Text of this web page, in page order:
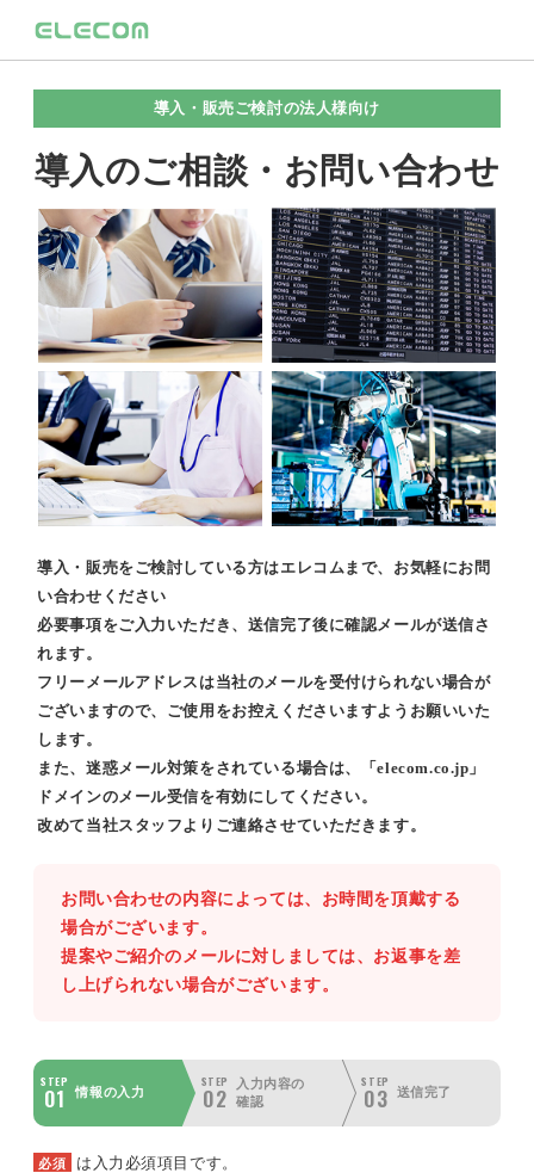
導入・販売ご検討の法人様向け
導入のご相談・お問い合わせ
導入・販売をご検討している方はエレコムまで、お気軽にお問
い合わせください
必要事項をご入力いただき、送信完了後に確認メールが送信さ
れます。
フリーメールアドレスは当社のメールを受付けられない場合が
ございますので、ご使用をお控えくださいますようお願いいた
します。
また、迷惑メール対策をされている場合は、「elecom.co.jp」
ドメインのメール受信を有効にしてください。
改めて当社スタッフよりご連絡させていただきます。
お問い合わせの内容によっては、お時間を頂戴する
場合がございます。
提案やご紹介のメールに対しましては、お返事を差
し上げられない場合がございます。
STEP
01 情報の入力
STEP
02
入力内容の
確認
STEP
03 送信完了
必須 は入力必須項目です。